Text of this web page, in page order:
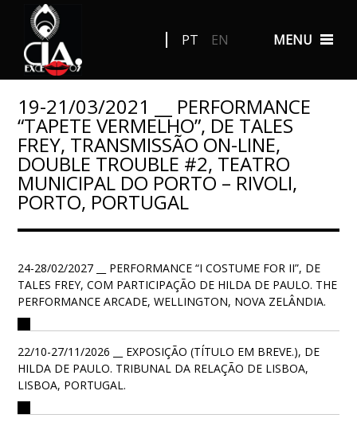
MENU
PT EN
19-21/03/2021 __ PERFORMANCE
“TAPETE VERMELHO”, DE TALES
FREY, TRANSMISSÃO ON-LINE,
DOUBLE TROUBLE #2, TEATRO
MUNICIPAL DO PORTO – RIVOLI,
PORTO, PORTUGAL
24-28/02/2027 __ PERFORMANCE “I COSTUME FOR II”, DE
TALES FREY, COM PARTICIPAÇÃO DE HILDA DE PAULO. THE
PERFORMANCE ARCADE, WELLINGTON, NOVA ZELÂNDIA.
22/10-27/11/2026 __ EXPOSIÇÃO (TÍTULO EM BREVE.), DE
HILDA DE PAULO. TRIBUNAL DA RELAÇÃO DE LISBOA,
LISBOA, PORTUGAL.